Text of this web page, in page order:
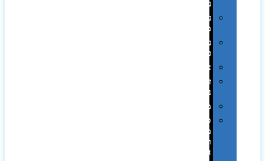
עטים
עטי
מתכת
עטי
פלסטיק
אוזניות
זכרונות
ניידים
מפצלים
סביבת
מחשב
וציוד
היקפי